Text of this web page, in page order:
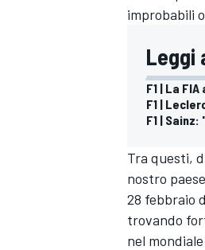
improbabili
Leggi
F1 | La
F1 |
F1 |
Tra questi,
nostro
28 febbraio
trovando
nel